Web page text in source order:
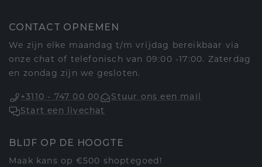
CONTACT OPNEMEN
We zijn elke maandag t/m vrijdag bereikbaar via
onze chat of telefonisch van 09:00 -17:00. Zaterdag
en zondag zijn we gesloten.
+3110 - 747 00 00
Stuur ons een mail
Start een livechat
BLIJF OP DE HOOGTE
Maak kans op €500 shoptegoed!